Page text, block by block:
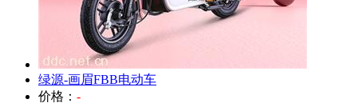
绿源-画眉FBB电动车
价格： -